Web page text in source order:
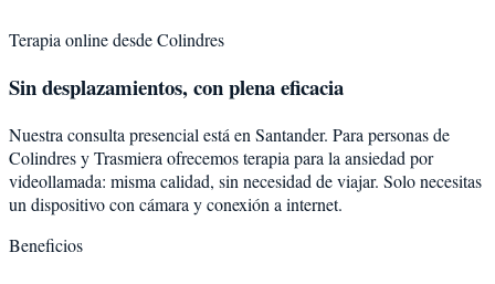
Terapia online desdeColindres
Sin desplazamientos, con plena eficacia
Nuestra consulta presencial está en Santander. Para personas de
ColindresyTrasmiera ofrecemos terapia para la ansiedad por
videollamada: misma calidad, sin necesidad de viajar. Solo necesitas
un dispositivo con cámara y conexión a internet.
Beneficios